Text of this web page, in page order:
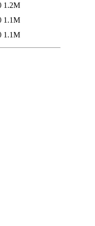
1.2M
1.1M
1.1M